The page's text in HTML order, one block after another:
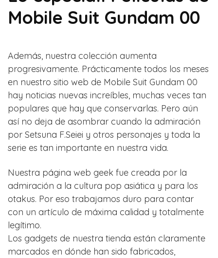
Mobile Suit Gundam 00
Además, nuestra colección aumenta
progresivamente. Prácticamente todos los meses
en nuestro sitio web de Mobile Suit Gundam 00
hay noticias nuevas increíbles, muchas veces tan
populares que hay que conservarlas. Pero aún
así no deja de asombrar cuando la admiración
por Setsuna F.Seiei y otros personajes y toda la
serie es tan importante en nuestra vida.
Nuestra página web geek fue creada por la
admiración a la cultura pop asiática y para los
otakus. Por eso trabajamos duro para contar
con un artículo de máxima calidad y totalmente
legítimo.
Los gadgets de nuestra tienda están claramente
marcados en dónde han sido fabricados,